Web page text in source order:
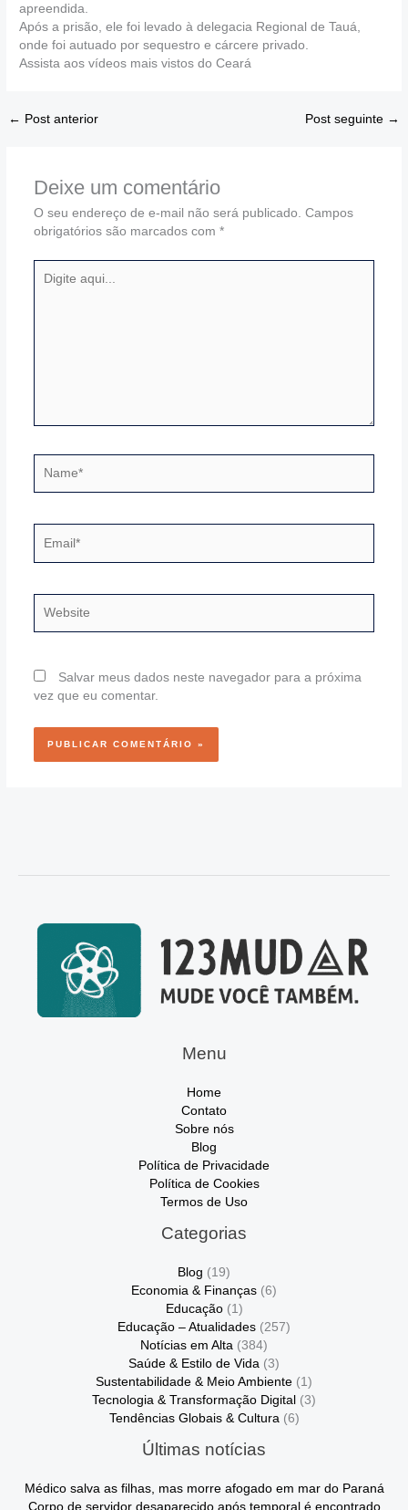
apreendida.
Após a prisão, ele foi levado à delegacia Regional de Tauá,
onde foi autuado por sequestro e cárcere privado.
Assista aos vídeos mais vistos do Ceará
← Post anterior Post seguinte →
Deixe um comentário
O seu endereço de e-mail não será publicado. Campos
obrigatórios são marcados com *
aqui...
Salvar meus dados neste navegador para a próxima
vez que eu comentar.
Menu
Home
Contato
Sobre nós
Blog
Política de Privacidade
Política de Cookies
Termos de Uso
Categorias
Blog (19)
Economia & Finanças (6)
Educação(1)
Educação – Atualidades (257)
Notícias em Alta (384)
Saúde & Estilo de Vida (3)
Sustentabilidade & Meio Ambiente (1)
Tecnologia & Transformação Digital (3)
Tendências Globais & Cultura (6)
Últimas notícias
Médico salva as filhas, mas morre afogado em mar do Paraná
Corpo de servidor desaparecido após temporal é encontrado